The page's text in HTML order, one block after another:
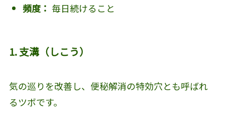
頻度： 毎日続けること
1. 支溝（しこう）
気の巡りを改善し、便秘解消の特効穴とも呼ばれ
るツボです。